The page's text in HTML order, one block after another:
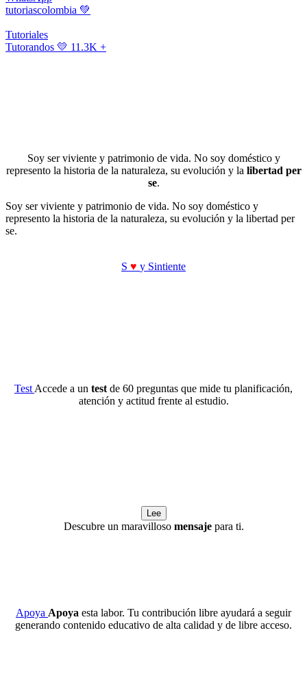
tutoriascolombia 💚
Tutoriales
Tutorandos 💛 11.3K +
Soy ser viviente y patrimonio de vida. No soy doméstico y
represento la historia de la naturaleza, su evolución y la libertad per
se.
Soy ser viviente y patrimonio de vida. No soy doméstico y
represento la historia de la naturaleza, su evolución y la libertad per
se.
S ♥ y Sintiente
Test Accede a un test de 60 preguntas que mide tu planificación,
atención y actitud frente al estudio.
Lee
Descubre un maravilloso mensajepara ti.
Apoya Apoya esta labor. Tu contribución libre ayudará a seguir
generando contenido educativo de alta calidad y de libre acceso.